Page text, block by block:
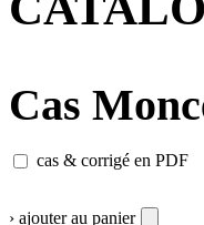
Cas
cas & corrigé en PDF
› ajouter au panier